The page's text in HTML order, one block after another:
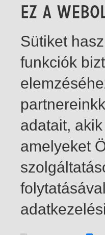
1-1 / total 1 hit
Sütiket
funkciók
adatait,
amelyeket